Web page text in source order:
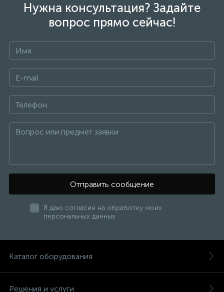
Нужна консультация? Задайте
вопрос прямо сейчас!
Отправить сообщение
Я даю согласие на обработку моих
персональных данных
Каталог оборудования
Решения и услуги